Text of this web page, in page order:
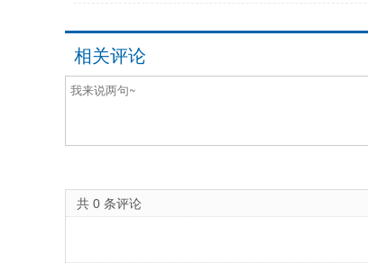
相关评论
共 0 条评论